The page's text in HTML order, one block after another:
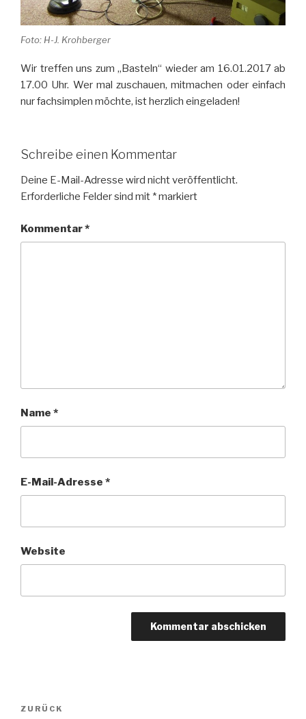
Foto: H-J. Krohberger
Wir treffen uns zum „Basteln“ wieder am 16.01.2017 ab
17.00 Uhr. Wer mal zuschauen, mitmachen oder einfach
nur fachsimplen möchte, ist herzlich eingeladen!
Schreibe einen Kommentar
Deine E-Mail-Adresse wird nicht veröffentlicht.
Erforderliche Felder sind mit *markiert
Kommentar*
Name *
E-Mail-Adresse *
Website
Beitragsnavigation
Vorheriger
ZURÜCK